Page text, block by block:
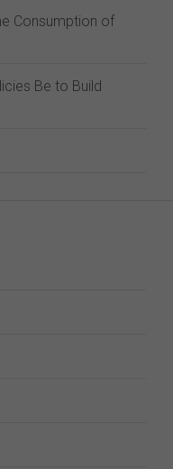
Consumption of
Be to Build